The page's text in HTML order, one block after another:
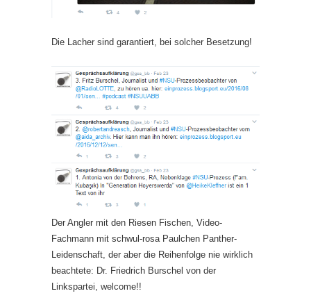
Die Lacher sind garantiert, bei solcher Besetzung!
Der Angler mit den Riesen Fischen, Video-
Fachmann mit schwul-rosa Paulchen Panther-
Leidenschaft, der aber die Reihenfolge nie wirklich
beachtete: Dr. Friedrich Burschel von der
Linkspartei, welcome!!